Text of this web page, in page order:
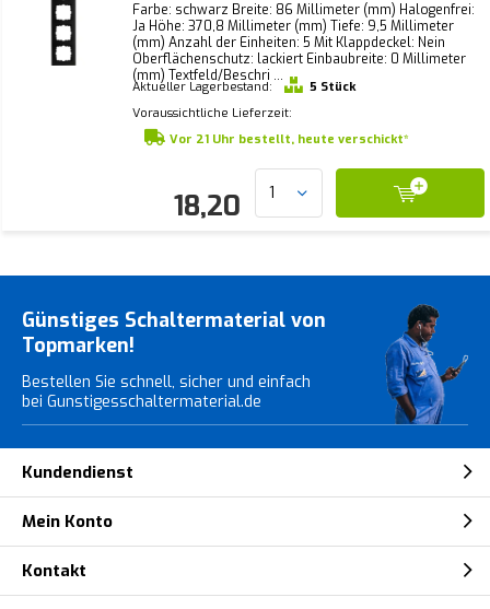
Farbe: schwarz Breite: 86 Millimeter (mm) Halogenfrei:
Ja Höhe: 370,8 Millimeter (mm) Tiefe: 9,5 Millimeter
(mm) Anzahl der Einheiten: 5 Mit Klappdeckel: Nein
Oberflächenschutz: lackiert Einbaubreite: 0 Millimeter
(mm) Textfeld/Beschri ...
Aktueller Lagerbestand:
5 Stück
Voraussichtliche Lieferzeit:
Vor 21 Uhr bestellt, heute verschickt*
18,20
Günstiges Schaltermaterial von
Topmarken!
Bestellen Sie schnell, sicher und einfach
bei Gunstigesschaltermaterial.de
Kundendienst
Mein Konto
Kontakt